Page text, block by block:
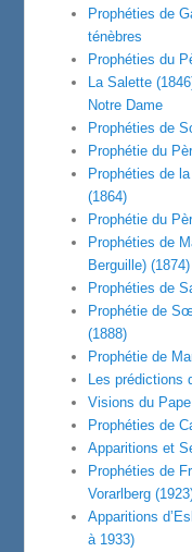
Prophéties de
ténèbres
Prophéties du
La Salette
Notre Dame
Prophéties de
Prophétie du
Prophéties de
(1864)
Prophétie du
Prophéties de
Berguille) (1874)
Prophéties de
Prophétie de
(1888)
Prophétie de
Les prédictions
Visions du
Prophéties de
Apparitions et
Prophéties de
Vorarlberg
Apparitions
à 1933)